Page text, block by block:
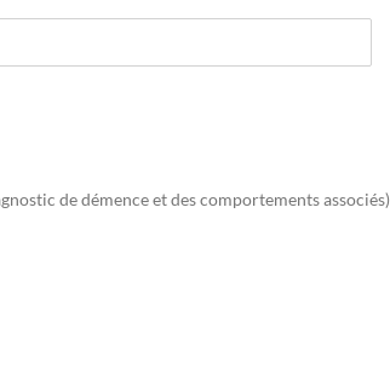
de démence et des comportements associés)